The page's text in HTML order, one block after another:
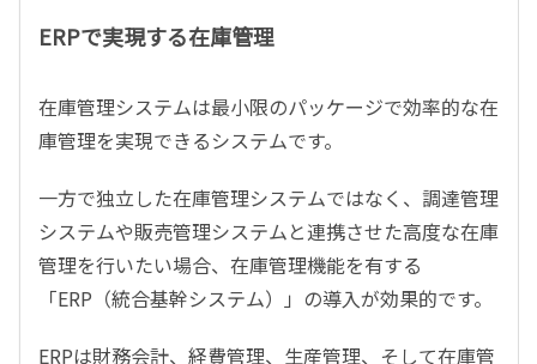
ERPで実現する在庫管理
在庫管理システムは最小限のパッケージで効率的な在
庫管理を実現できるシステムです。
一方で独立した在庫管理システムではなく、調達管理
システムや販売管理システムと連携させた高度な在庫
管理を行いたい場合、在庫管理機能を有する
「ERP（統合基幹システム）」の導入が効果的です。
ERPは財務会計、経費管理、生産管理、そして在庫管